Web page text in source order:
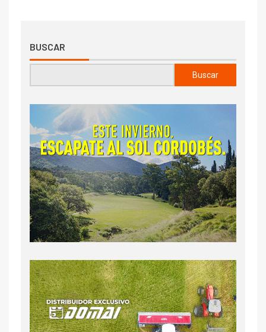
BUSCAR
Buscar